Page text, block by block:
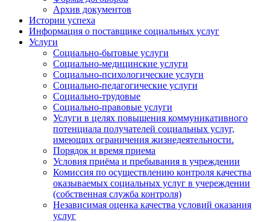
Архив документов
Истории успеха
Информация о поставщике социальных услуг
Услуги
Социально-бытовые услуги
Социально-медицинские услуги
Социально-психологические услуги
Социально-педагогические услуги
Социально-трудовые
Социально-правовые услуги
Услуги в целях повышения коммуникативного
потенциала получателей социальных услуг,
имеющих ограничения жизнедеятельности.
Порядок и время приема
Условия приёма и пребывания в учреждении
Комиссия по осуществлению контроля качества
оказываемых социальных услуг в учереждении
(собственная служба контроля)
Независимая оценка качества условий оказания
услуг